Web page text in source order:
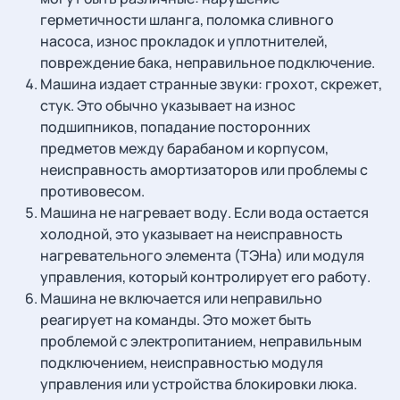
герметичности шланга, поломка сливного
насоса, износ прокладок и уплотнителей,
повреждение бака, неправильное подключение.
Машина издает странные звуки: грохот, скрежет,
стук. Это обычно указывает на износ
подшипников, попадание посторонних
предметов между барабаном и корпусом,
неисправность амортизаторов или проблемы с
противовесом.
Машина не нагревает воду. Если вода остается
холодной, это указывает на неисправность
нагревательного элемента (ТЭНа) или модуля
управления, который контролирует его работу.
Машина не включается или неправильно
реагирует на команды. Это может быть
проблемой с электропитанием, неправильным
подключением, неисправностью модуля
управления или устройства блокировки люка.